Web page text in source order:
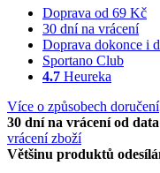
Doprava od 69 Kč
30 dní na vrácení
Doprava dokonce i
Sportano Club
4.7 Heureka
Více o způsobech doručení
30 dní na vrácení od
vrácení zboží
Většinu produktů